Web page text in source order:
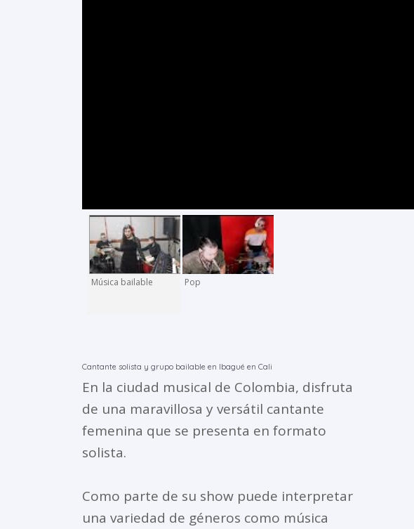
Música bailable Pop
Cantante solista y grupo bailable en Ibagué en Cali
En la ciudad musical de Colombia, disfruta
de una maravillosa y versátil cantante
femenina que se presenta en formato
solista.
Como parte de su show puede interpretar
una variedad de géneros como música